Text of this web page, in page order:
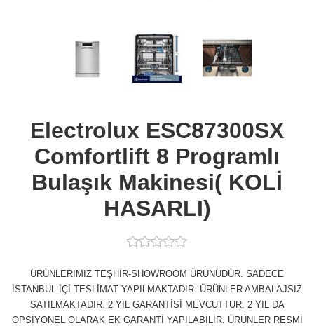
Electrolux ESC87300SX
Comfortlift 8 Programlı
Bulaşık Makinesi( KOLİ
HASARLI)
ÜRÜNLERİMİZ TEŞHİR-SHOWROOM ÜRÜNÜDÜR. SADECE
İSTANBUL İÇİ TESLİMAT YAPILMAKTADIR. ÜRÜNLER AMBALAJSIZ
SATILMAKTADIR. 2 YIL GARANTİSİ MEVCUTTUR. 2 YIL DA
OPSİYONEL OLARAK EK GARANTİ YAPILABİLİR. ÜRÜNLER RESMİ